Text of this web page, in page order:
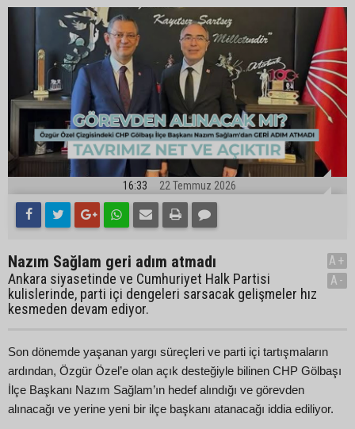
16:33 22 Temmuz 2026
Nazım Sağlam geri adım atmadı
Ankara siyasetinde ve Cumhuriyet Halk Partisi
kulislerinde, parti içi dengeleri sarsacak gelişmeler hız
kesmeden devam ediyor.
A+
A-
Son dönemde yaşanan yargı süreçleri ve parti içi tartışmaların
ardından, Özgür Özel’e olan açık desteğiyle bilinen CHP Gölbaşı
İlçe Başkanı Nazım Sağlam’ın hedef alındığı ve görevden
alınacağı ve yerine yeni bir ilçe başkanı atanacağı iddia ediliyor.